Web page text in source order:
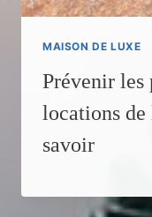
MAISON DE LUXE
Prévenir les
locations
savoir